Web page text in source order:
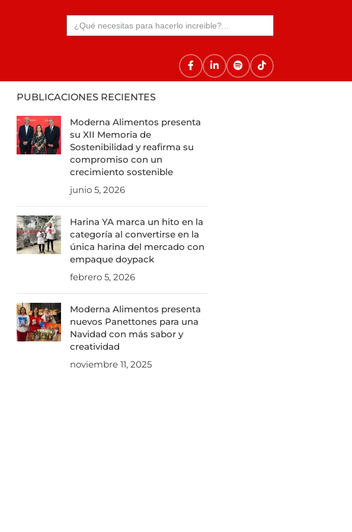
PUBLICACIONES RECIENTES
Moderna Alimentos presenta
su XII Memoria de
Sostenibilidad y reafirma su
compromiso con un
crecimiento sostenible
junio 5, 2026
Harina YA marca un hito en la
categoría al convertirse en la
única harina del mercado con
empaque doypack
febrero 5, 2026
Moderna Alimentos presenta
nuevos Panettones para una
Navidad con más sabor y
creatividad
noviembre 11, 2025